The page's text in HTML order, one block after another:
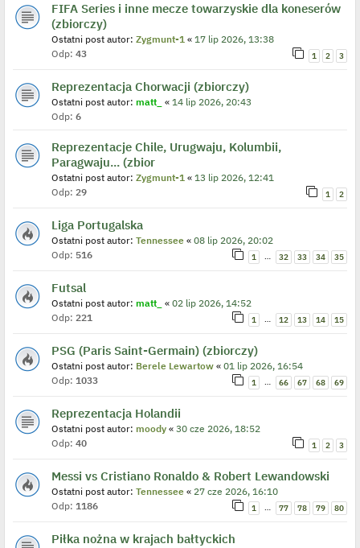
FIFA Series i inne mecze towarzyskie dla koneserów
(zbiorczy)
Ostatni post autor: Zygmunt-1 « 17 lip 2026, 13:38
Odp: 43 1 2 3
Reprezentacja Chorwacji (zbiorczy)
Ostatni post autor: matt_ « 14 lip 2026, 20:43
Odp: 6
Reprezentacje Chile, Urugwaju, Kolumbii,
Paragwaju... (zbior
Ostatni post autor: Zygmunt-1 « 13 lip 2026, 12:41
Odp: 29 1 2
Liga Portugalska
Ostatni post autor: Tennessee « 08 lip 2026, 20:02
Odp: 516 1 … 32 33 34 35
Futsal
Ostatni post autor: matt_ « 02 lip 2026, 14:52
Odp: 221 1 … 12 13 14 15
PSG (Paris Saint-Germain) (zbiorczy)
Ostatni post autor: Berele Lewartow « 01 lip 2026, 16:54
Odp: 1033 1 … 66 67 68 69
Reprezentacja Holandii
Ostatni post autor: moody « 30 cze 2026, 18:52
Odp: 40 1 2 3
Messi vs Cristiano Ronaldo & Robert Lewandowski
Ostatni post autor: Tennessee « 27 cze 2026, 16:10
Odp: 1186 1 … 77 78 79 80
Piłka nożna w krajach bałtyckich